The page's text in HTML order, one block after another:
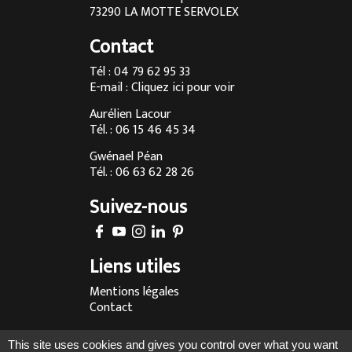
Agencement d’intérieur à Annecy
Agencement d’intérieur à Aix-les-Bains
Entreprise de menuiserie à Grenoble
Agencement d’intérieur en Savoie
Agencement d’intérieur à Megève
Fabrication sur-mesure de cuisine à Chambéry
Fabrication sur-mesure de cuisine à Annecy
Fabrication sur-mesure de cuisine à Aix-les-Bains
73290 LA MOTTE SERVOLEX
Contact
Tél : 04 79 62 95 33
E-mail :Cliquez ici pour voir
Aurélien Lacour
Tél. : 06 15 46 45 34
Gwénael Péan
Tél. : 06 63 62 28 26
Suivez-nous
Liens utiles
Mentions légales
Contact
Réalisé par :
This site uses cookies and gives you control over what you want